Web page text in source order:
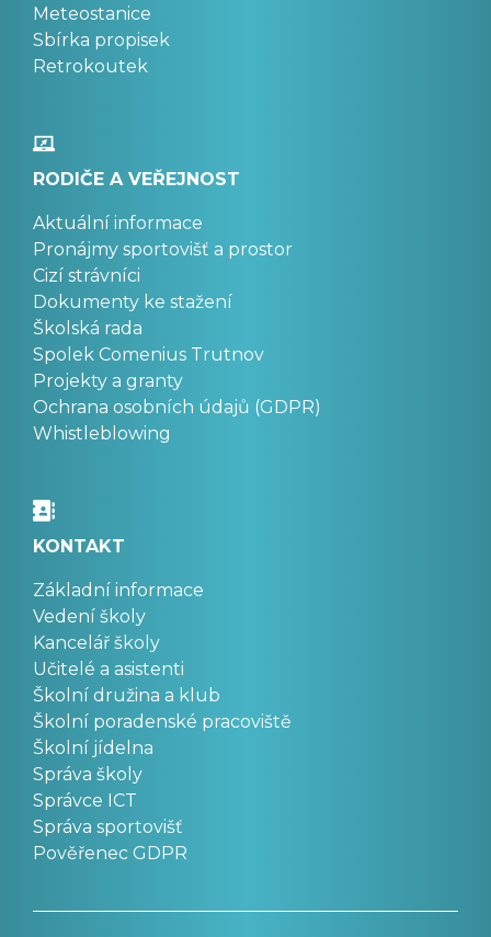
Meteostanice
Sbírka propisek
Retrokoutek
RODIČE A VEŘEJNOST
Aktuální informace
Pronájmy sportovišť a prostor
Cizí strávníci
Dokumenty ke stažení
Školská rada
Spolek Comenius Trutnov
Projekty a granty
Ochrana osobních údajů (GDPR)
Whistleblowing
KONTAKT
Základní informace
Vedení školy
Kancelář školy
Učitelé a asistenti
Školní družina a klub
Školní poradenské pracoviště
Školní jídelna
Správa školy
Správce ICT
Správa sportovišť
Pověřenec GDPR